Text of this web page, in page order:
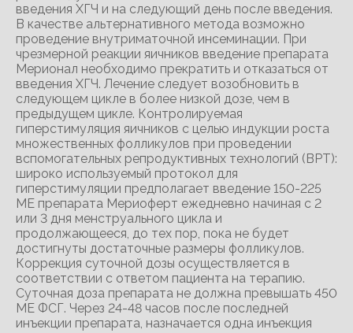
введения ХГЧ и на следующий день после введения.
В качестве альтернативного метода возможно
проведение внутриматочной инсеминации. При
чрезмерной реакции яичников введение препарата
Мерионал необходимо прекратить и отказаться от
введения ХГЧ. Лечение следует возобновить в
следующем цикле в более низкой дозе, чем в
предыдущем цикле. Контролируемая
гиперстимуляция яичников с целью индукции роста
множественных фолликулов при проведении
вспомогательных репродуктивных технологий (ВРТ):
широко используемый протокол для
гиперстимуляции предполагает введение 150-225
МЕ препарата Мериоферт ежедневно начиная с 2
или 3 дня менструального цикла и
продолжающееся, до тех пор, пока не будет
достигнуты достаточные размеры фолликулов.
Коррекция суточной дозы осуществляется в
соответствии с ответом пациента на терапию.
Суточная доза препарата не должна превышать 450
МЕ ФСГ. Через 24-48 часов после последней
инъекции препарата, назначается одна инъекция